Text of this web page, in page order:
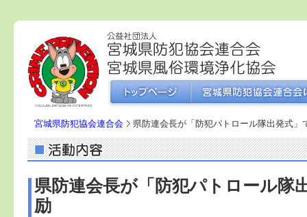
宮城県防犯協会連合会 県防連会長が「防犯パトロール隊出発式」
県防連会長が「防犯パトロール隊
励